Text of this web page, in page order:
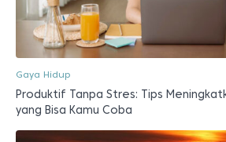
Gaya Hidup
Produktif Tanpa Stres: Tips
yang Bisa Kamu Coba